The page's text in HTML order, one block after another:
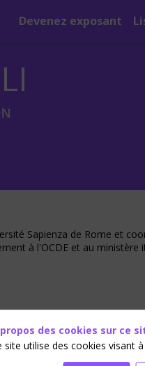
Devenez exposant
Sapienza de Rome et
à l'OCDE et au ministère
des cookies sur ce
site utilise des cookies visant